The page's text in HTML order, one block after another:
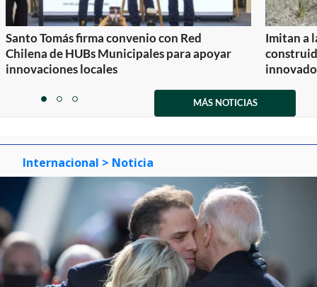
Santo Tomás firma convenio con Red
Chilena de HUBs Municipales para apoyar
innovaciones locales
Imitan a
itemitemitem
MÁS NOTICIAS
Internacional > Noticia